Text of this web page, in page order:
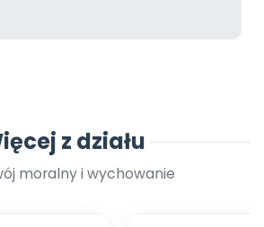
z działu
moralny i wychowanie